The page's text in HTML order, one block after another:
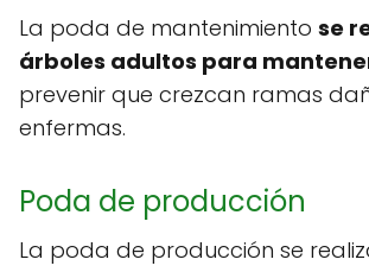
La poda de mantenimiento se
árboles adultos para
prevenir que crezcan ramas
enfermas.
Poda de producción
La poda de producción se